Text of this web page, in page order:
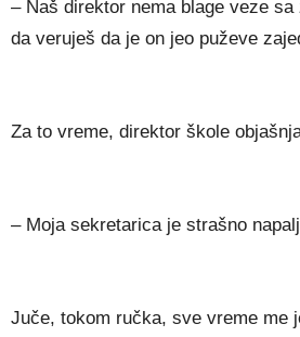
– Naš direktor nema blage veze
da veruješ da je on jeo puževe
Za to vreme, direktor škole
– Moja sekretarica je strašno
Juče, tokom ručka, sve vreme me